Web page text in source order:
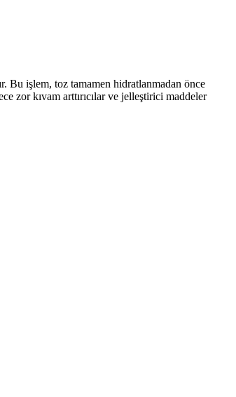
Bu işlem, toz tamamen hidratlanmadan önce
zor kıvam arttırıcılar ve jelleştirici maddeler